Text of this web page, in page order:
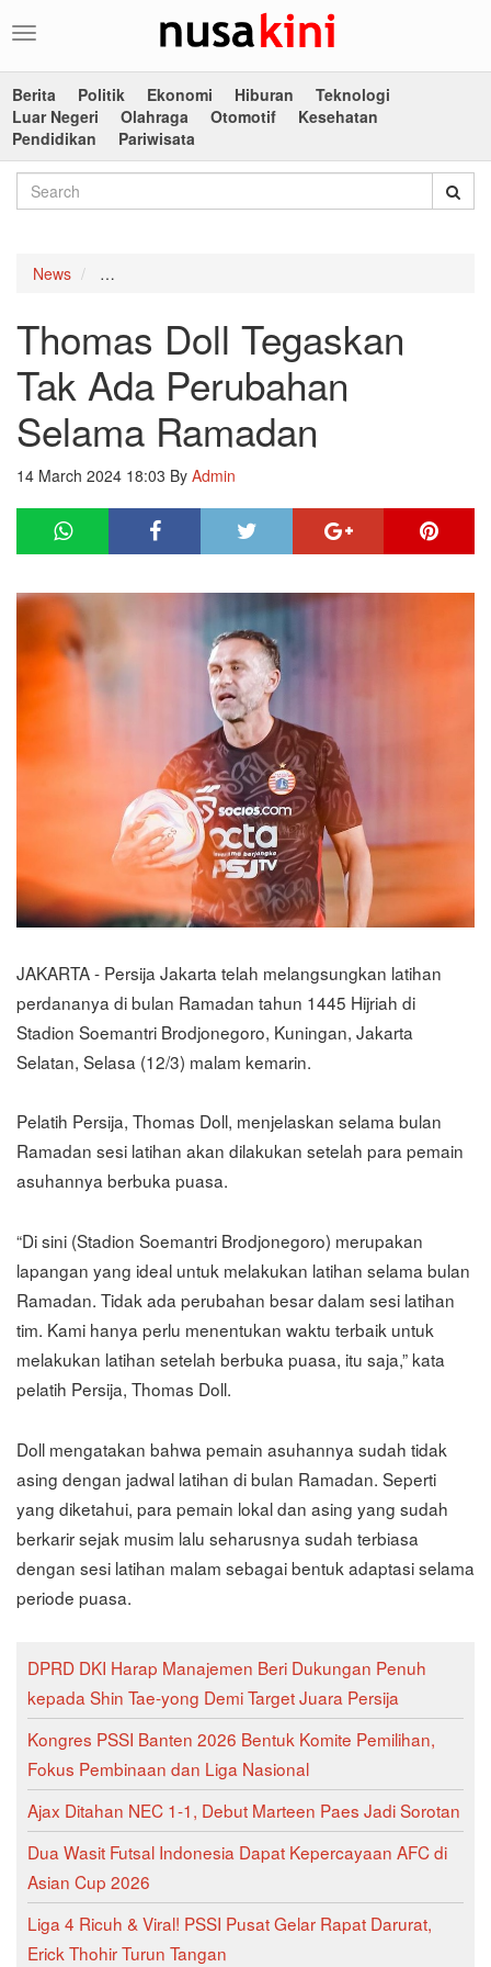
Toggle
Berita
Politik Ekonomi Hiburan
Teknologi
Luar Negeri
Olahraga Otomotif
Kesehatan
Pendidikan
Pariwisata
News
Thomas Doll Tegaskan
Tak Ada Perubahan
Selama Ramadan
14 March 2024 18:03 By Admin
JAKARTA - Persija Jakarta telah melangsungkan latihan
perdananya di bulan Ramadan tahun 1445 Hijriah di
Stadion Soemantri Brodjonegoro, Kuningan, Jakarta
Selatan, Selasa (12/3) malam kemarin.
Pelatih Persija, Thomas Doll, menjelaskan selama bulan
Ramadan sesi latihan akan dilakukan setelah para pemain
asuhannya berbuka puasa.
“Di sini (Stadion Soemantri Brodjonegoro) merupakan
lapangan yang ideal untuk melakukan latihan selama bulan
Ramadan. Tidak ada perubahan besar dalam sesi latihan
tim. Kami hanya perlu menentukan waktu terbaik untuk
melakukan latihan setelah berbuka puasa, itu saja,” kata
pelatih Persija, Thomas Doll.
Doll mengatakan bahwa pemain asuhannya sudah tidak
asing dengan jadwal latihan di bulan Ramadan. Seperti
yang diketahui, para pemain lokal dan asing yang sudah
berkarir sejak musim lalu seharusnya sudah terbiasa
dengan sesi latihan malam sebagai bentuk adaptasi selama
periode puasa.
DPRD DKI Harap Manajemen Beri Dukungan Penuh
kepada Shin Tae-yong Demi Target Juara Persija
Kongres PSSI Banten 2026 Bentuk Komite Pemilihan,
Fokus Pembinaan dan Liga Nasional
Ajax Ditahan NEC 1-1, Debut Marteen Paes Jadi Sorotan
Dua Wasit Futsal Indonesia Dapat Kepercayaan AFC di
Asian Cup 2026
Liga 4 Ricuh & Viral! PSSI Pusat Gelar Rapat Darurat,
Erick Thohir Turun Tangan